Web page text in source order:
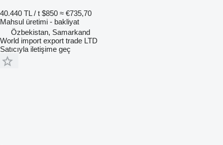
40.440 TL / t $850 ≈ €735,70
Mahsul üretimi - bakliyat
Özbekistan, Samarkand
World import export trade LTD
Satıcıyla iletişime geç